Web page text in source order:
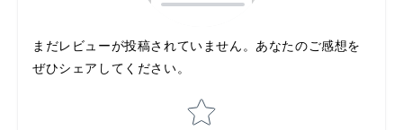
まだレビューが投稿されていません。あなたのご感想を
ぜひシェアしてください。
Star rating